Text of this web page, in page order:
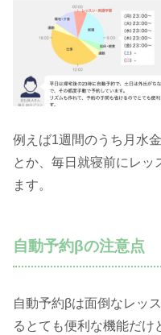
例えば1週間のうち月水
とか、毎日就寝前にレッ
ます。
自動予約βの注意点
自動予約βは面倒なレッ
るとても便利な機能だけ